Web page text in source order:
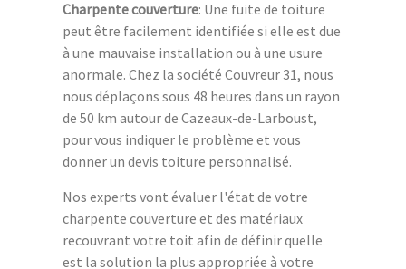
Charpente couverture: Une fuite de toiture
peut être facilement identifiée si elle est due
à une mauvaise installation ou à une usure
anormale. Chez la société Couvreur 31, nous
nous déplaçons sous 48 heures dans un rayon
de 50 km autour de Cazeaux-de-Larboust,
pour vous indiquer le problème et vous
donner un devis toiture personnalisé.
Nos experts vont évaluer l'état de votre
charpente couverture et des matériaux
recouvrant votre toit afin de définir quelle
est la solution la plus appropriée à votre